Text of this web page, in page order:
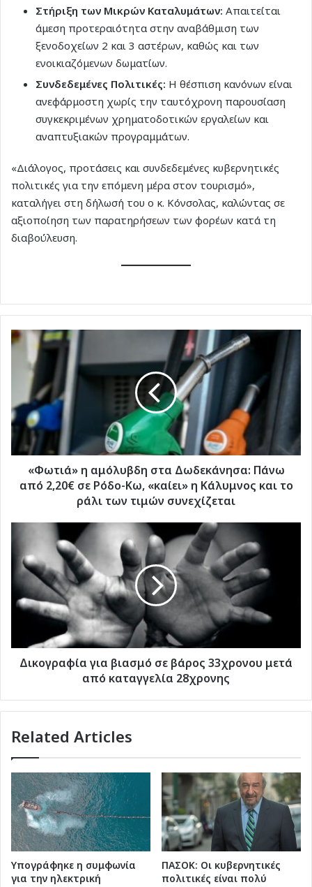
Στήριξη των Μικρών Καταλυμάτων: Απαιτείται
άμεση προτεραιότητα στην αναβάθμιση των
ξενοδοχείων 2 και 3 αστέρων, καθώς και των
ενοικιαζόμενων δωματίων.
Συνδεδεμένες Πολιτικές: Η θέσπιση κανόνων είναι
ανεφάρμοστη χωρίς την ταυτόχρονη παρουσίαση
συγκεκριμένων χρηματοδοτικών εργαλείων και
αναπτυξιακών προγραμμάτων.
«Διάλογος, προτάσεις και συνδεδεμένες κυβερνητικές
πολιτικές για την επόμενη μέρα στον τουρισμό»,
καταλήγει στη δήλωσή του ο κ. Κόνσολας, καλώντας σε
αξιοποίηση των παρατηρήσεων των φορέων κατά τη
διαβούλευση.
«Φωτιά»
η
αμόλυβδη
Δωδεκάνησα:
Πάνω
από
2,20€
σε
Ρόδο-
Κω,
ράλι
των
τιμών
συνεχίζεται
«Φωτιά» η αμόλυβδη στα Δωδεκάνησα: Πάνω
από 2,20€ σε Ρόδο-Κω, «καίει» η Κάλυμνος και το
ράλι των τιμών συνεχίζεται
Δικογραφία
για
βιασμό
σε
βάρος
33χρονου
καταγγελία
28χρονης
Δικογραφία για βιασμό σε βάρος 33χρονου μετά
από καταγγελία 28χρονης
Related Articles
Υπογράφηκε η συμφωνία
για την ηλεκτρική
ΠΑΣΟΚ: Οι κυβερνητικές
πολιτικές είναι πολύ